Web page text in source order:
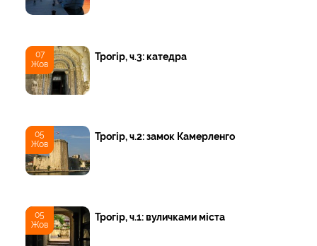
07
Жов
Трогір, ч.3: катедра
05
Жов
Трогір, ч.2: замок Камерленго
05
Жов
Трогір, ч.1: вуличками міста